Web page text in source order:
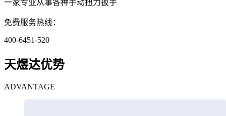
一家专业从事各种手动扭力扳手
免费服务热线：
400-6451-520
天煜达优势
ADVANTAGE